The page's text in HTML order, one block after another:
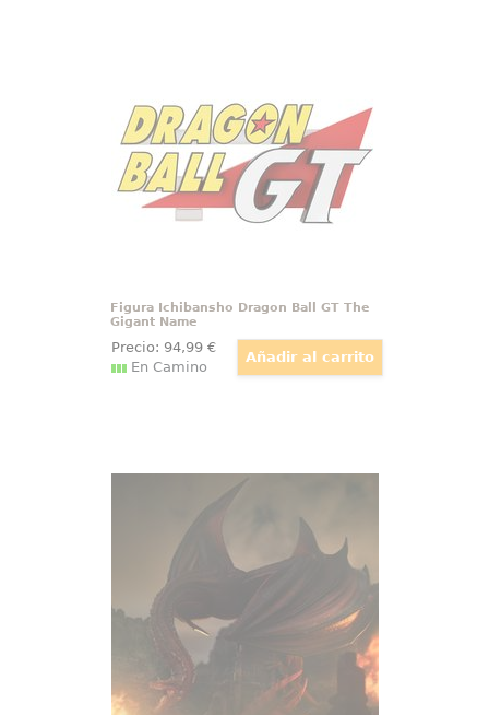
otras que cambian por completo
la presencia de una colección, y
esta entra sin discusión en la
segunda categoría.
Figura Ichibansho Dragon Ball GT The
Gigant Name
Precio: 94,99€
En Camino
Las alas de Caraxes parecen
cortar el aire antes de que la
mirada llegue a la base. Esta
estatua Caraxes House of the
Dragon concentra el carácter
inquietante del Gusano de Sangre
en una composición vertical,
sinuosa y cargada de tensión.